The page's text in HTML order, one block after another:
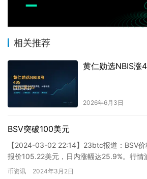
相关推荐
黄仁勋选NBIS涨
2026年6月3日
BSV突破100美元
【2024-03-02 22:14】23btc报道：BSV
报价105.22美元，日内涨幅达25.9%。行情
意风险控制。
币资讯 2024年3月2日